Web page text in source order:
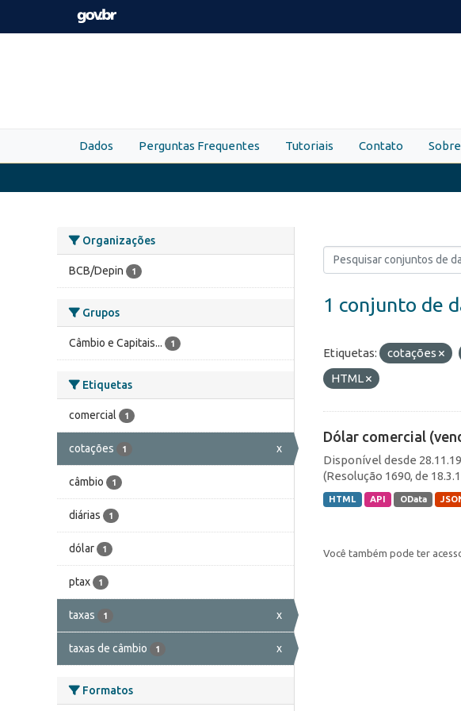
Skip to main content
Dados Perguntas Frequentes Tutoriais Contato
Organizações
BCB/Depin 1
Grupos
Câmbio e Capitais... 1
Etiquetas
comercial 1
cotações 1 x
câmbio 1
diárias 1
dólar 1
ptax 1
taxas 1 x
taxas de câmbio 1 x
Formatos
1 conjunto de
Etiquetas: cotações
HTML
Dólar comercial
Disponível desde
(Resolução 1690, de
HTML API OData
Você também pode ter